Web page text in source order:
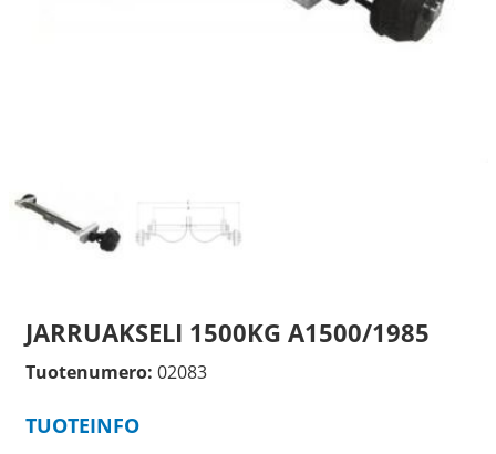
JARRUAKSELI 1500KG A1500/1985
Tuotenumero: 02083
TUOTEINFO